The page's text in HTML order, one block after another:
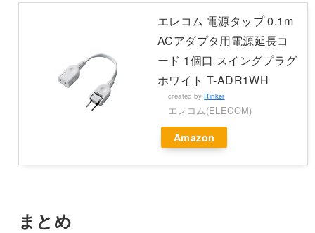
エレコム 電源タップ 0.1m
ACアダプタ用電源延長コ
ード 1個口 スイングプラグ
ホワイト T-ADR1WH
created byRinker
エレコム(ELECOM)
Amazon
まとめ